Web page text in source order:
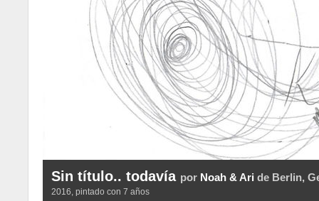
Sin título.. todavía por Noah & Ari de Berlin,
2016, pintado con 7 años